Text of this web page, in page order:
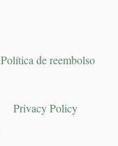
Política de reembolso
Privacy Policy